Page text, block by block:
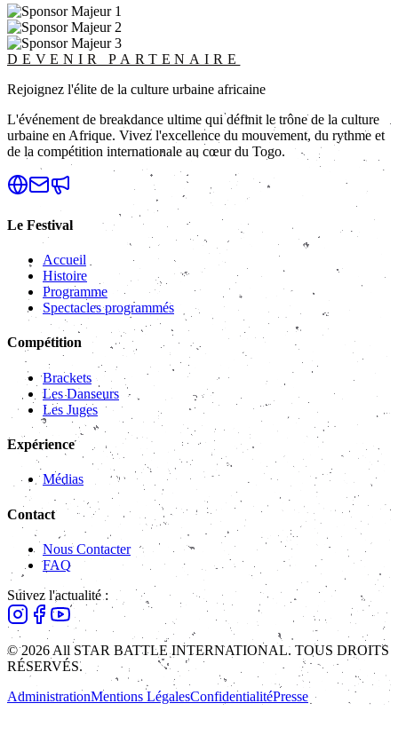
DEVENIR PARTENAIRE
Rejoignez l'élite de la culture urbaine africaine
L'événement de breakdance ultime qui définit le trône de la culture
urbaine en Afrique. Vivez l'excellence du mouvement, du rythme et
de la compétition internationale au cœur du Togo.
Le Festival
Accueil
Histoire
Programme
Spectacles programmés
Compétition
Brackets
Les Danseurs
Les Juges
Expérience
Médias
Contact
Nous Contacter
FAQ
Suivez l'actualité :
© 2026 All STAR BATTLE INTERNATIONAL. TOUS DROITS
RÉSERVÉS.
AdministrationMentions LégalesConfidentialitéPresse